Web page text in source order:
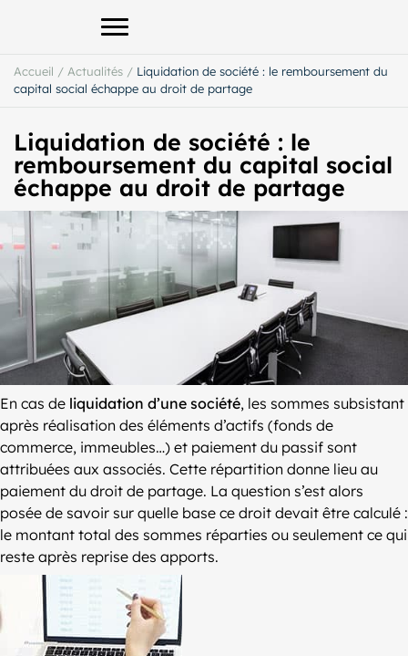
Afficher le menu principal
Accueil / Actualités / Liquidation de société : le remboursement du
capital social échappe au droit de partage
Liquidation de société : le
remboursement du capital social
échappe au droit de partage
En cas de liquidation d’une société, les sommes subsistant
après réalisation des éléments d’actifs (fonds de
commerce, immeubles…) et paiement du passif sont
attribuées aux associés. Cette répartition donne lieu au
paiement du droit de partage. La question s’est alors
posée de savoir sur quelle base ce droit devait être calculé :
le montant total des sommes réparties ou seulement ce qui
reste après reprise des apports.